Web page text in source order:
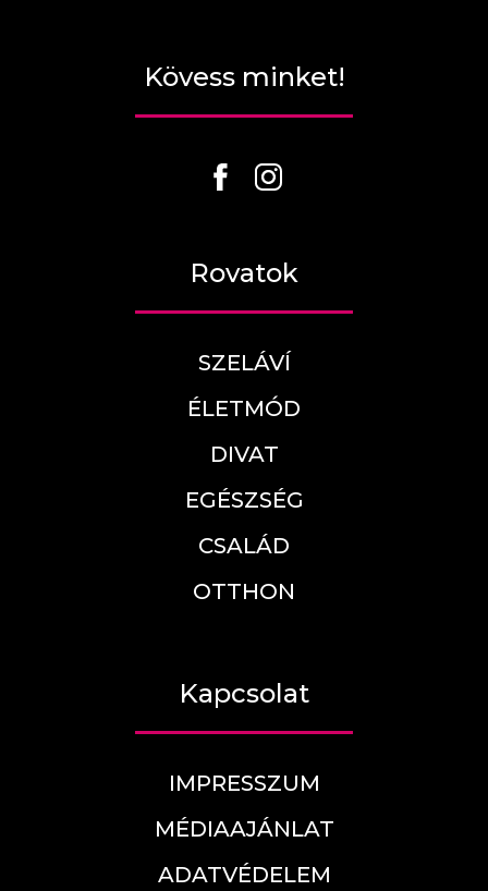
Kövess minket!
Rovatok
SZELÁVÍ
ÉLETMÓD
DIVAT
EGÉSZSÉG
CSALÁD
OTTHON
Kapcsolat
IMPRESSZUM
MÉDIAAJÁNLAT
ADATVÉDELEM